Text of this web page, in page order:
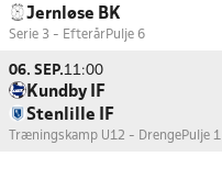
Jernløse BK
Serie 3 - EfterårPulje 6
06. SEP.11:00
Kundby IF
Stenlille IF
Træningskamp U12 - DrengePulje 1